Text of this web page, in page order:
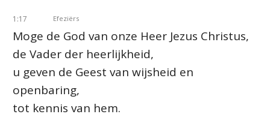
1:17 Efeziërs
Moge de God van onze Heer Jezus Christus,
de Vader der heerlijkheid,
u geven de Geest van wijsheid en
openbaring,
tot kennis van hem.